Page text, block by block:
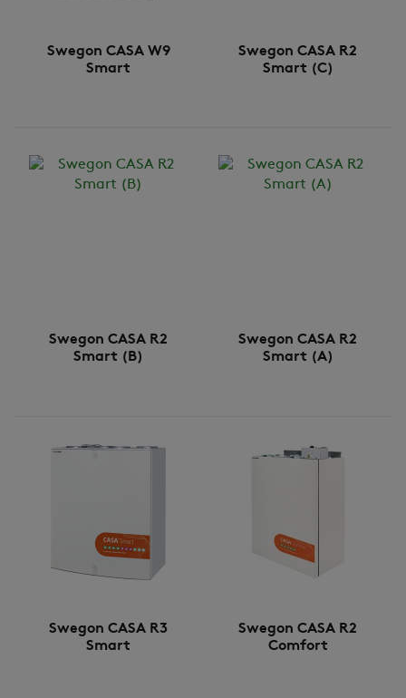
Swegon CASA W9
Smart
Swegon CASA R2
Smart (C)
Swegon CASA R2
Smart (B)
Swegon CASA R2
Smart (A)
Swegon CASA R3
Smart
Swegon CASA R2
Comfort